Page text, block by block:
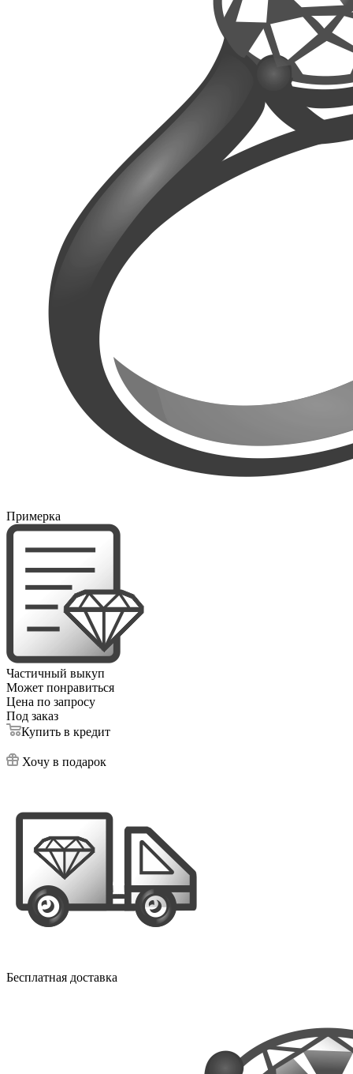
Примерка
Частичный выкуп
Может понравиться
Цена по запросу
Под заказ
Купить в кредит
Хочу в подарок
Бесплатная доставка